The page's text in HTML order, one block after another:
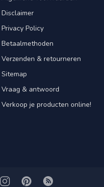
Disclaimer
Privacy Policy
Betaalmethoden
Verzenden & retourneren
Sitemap
Vraag & antwoord
Verkoop je producten online!